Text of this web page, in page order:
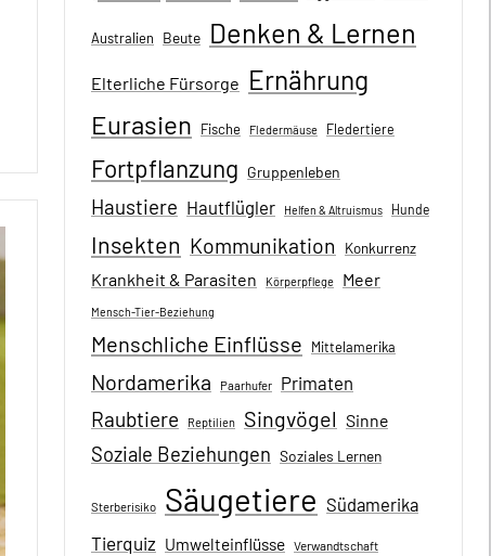
Australien Beute Denken & Lernen
Elterliche Fürsorge Ernährung
Eurasien Fische Fledermäuse Fledertiere
Fortpflanzung Gruppenleben
Haustiere Hautflügler Helfen & Altruismus Hunde
Insekten Kommunikation Konkurrenz
Krankheit & Parasiten Körperpflege Meer
Mensch-Tier-Beziehung
Menschliche Einflüsse Mittelamerika
Nordamerika Paarhufer Primaten
Raubtiere Reptilien Singvögel Sinne
Soziale Beziehungen Soziales Lernen
Sterberisiko Säugetiere Südamerika
Tierquiz Umwelteinflüsse Verwandtschaft